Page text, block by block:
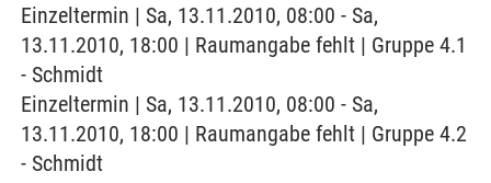
Einzeltermin | Sa, 13.11.2010, 08:00 - Sa,
13.11.2010, 18:00 | Raumangabe fehlt | Gruppe 4.1
- Schmidt
Einzeltermin | Sa, 13.11.2010, 08:00 - Sa,
13.11.2010, 18:00 | Raumangabe fehlt | Gruppe 4.2
- Schmidt